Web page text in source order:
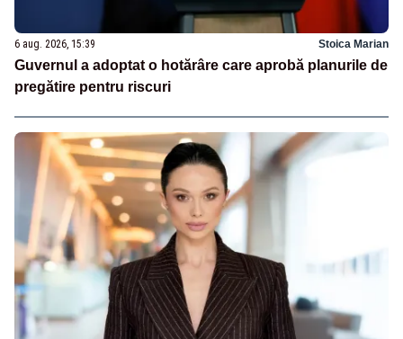
6 aug. 2026, 15:39 Stoica Marian
Guvernul a adoptat o hotărâre care aprobă planurile de
pregătire pentru riscuri